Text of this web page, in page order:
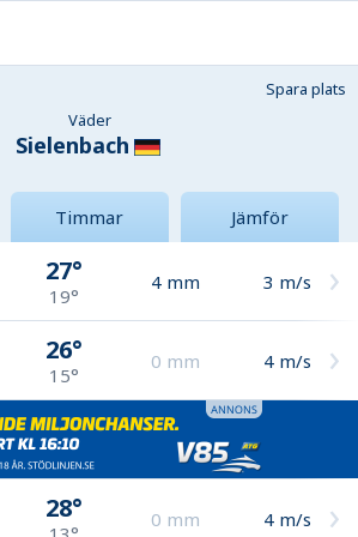
Spara plats
Väder
Sielenbach
Timmar Jämför
27°
19°
4 mm 3 m/s
26°
15°
0 mm 4 m/s
28° 0 mm 4 m/s